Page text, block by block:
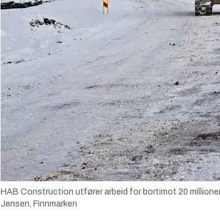
HAB Construction utfører arbeid for bortimot 20
Jensen, Finnmarken